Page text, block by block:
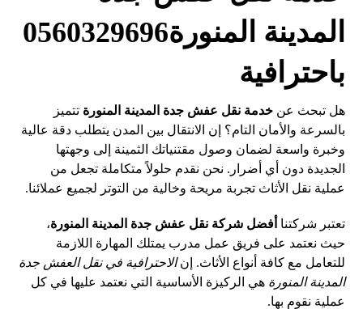
المدينة المنورة0560329696
باحترافية
هل تبحث عنخدمة نقل عفش جدة المدينة المنورة تتميز
بالسرعة والأمان التام؟ إن الانتقال بين المدن يتطلب دقة عالية
وخبرة واسعة لضمان وصول مقتنياتك الثمينة إلى وجهتها
الجديدة دون أي أضرار. نحن نقدم حلولاً متكاملة تجعل من
عملية نقل الأثاث تجربة مريحة وخالية من التوتر لجميع عملائنا.
تعتبر شركتنا أفضل شركة نقل عفش جدة المدينة المنورة،
حيث نعتمد على فريق عمل مدرب يمتلك المهارة اللازمة
للتعامل مع كافة أنواع الأثاث. إنالاحترافية في نقل العفش جدة
المدينة المنورة هي الركيزة الأساسية التي نعتمد عليها في كل
عملية نقوم بها.